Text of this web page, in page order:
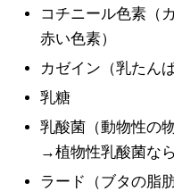
コチニール色素（
赤い色素）
カゼイン（乳たんぱ
乳糖
乳酸菌（動物性の
→植物性乳酸菌なら
ラード（ブタの脂肪